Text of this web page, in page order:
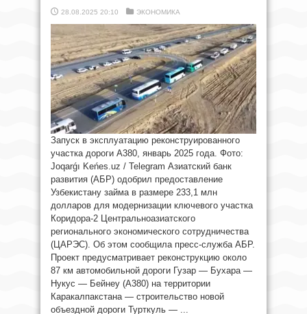
28.08.2025 20:10 ЭКОНОМИКА
Запуск в эксплуатацию реконструированного
участка дороги А380, январь 2025 года. Фото:
Joqarǵı Keńes.uz / Telegram Азиатский банк
развития (АБР) одобрил предоставление
Узбекистану займа в размере 233,1 млн
долларов для модернизации ключевого участка
Коридора-2 Центральноазиатского
регионального экономического сотрудничества
(ЦАРЭС). Об этом сообщила пресс-служба АБР.
Проект предусматривает реконструкцию около
87 км автомобильной дороги Гузар — Бухара —
Нукус — Бейнеу (А380) на территории
Каракалпакстана — строительство новой
объездной дороги Турткуль — ...